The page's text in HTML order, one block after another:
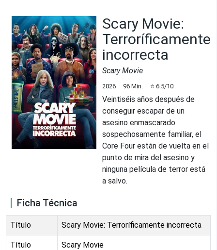
Scary Movie:
Terroríficamente
incorrecta
Scary Movie
2026 96 Min. ⭐ 6.5/10
Veintiséis años después de
conseguir escapar de un
asesino enmascarado
sospechosamente familiar, el
Core Four están de vuelta en el
punto de mira del asesino y
ninguna película de terror está
a salvo.
Ficha Técnica
Título Scary Movie: Terroríficamente incorrecta
Título
Scary Movie